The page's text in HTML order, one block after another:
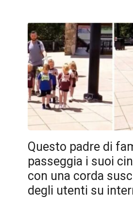
Questo padre di
passeggia i suoi
con una corda
degli utenti su